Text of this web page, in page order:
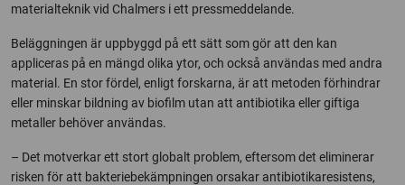
materialteknik vid Chalmers i ett pressmeddelande.
Beläggningen är uppbyggd på ett sätt som gör att den kan
appliceras på en mängd olika ytor, och också användas med andra
material. En stor fördel, enligt forskarna, är att metoden förhindrar
eller minskar bildning av biofilm utan att antibiotika eller giftiga
metaller behöver användas.
– Det motverkar ett stort globalt problem, eftersom det eliminerar
risken för att bakteriebekämpningen orsakar antibiotikaresistens,